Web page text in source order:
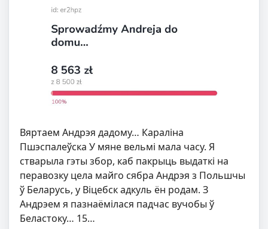
Вяртаем Андрэя дадому… Караліна
Пшэспалеўска У мяне вельмі мала часу. Я
стварыла гэты збор, каб пакрыць выдаткі на
перавозку цела майго сябра Андрэя з Польшчы
ў Беларусь, у Віцебск адкуль ён родам. З
Андрэем я пазнаёмілася падчас вучобы ў
Беластоку… 15…